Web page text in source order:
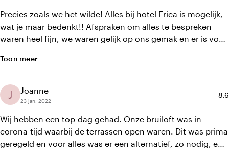
Precies zoals we het wilde! Alles bij hotel Erica is mogelijk,
wat je maar bedenkt!! Afspraken om alles te bespreken
waren heel fijn, we waren gelijk op ons gemak en er is voor
alles tot in de puntjes te hebben en niks over het hoofd te
zitten en alles werd voor ons gedaan, alles was in de
punten geregeld dus we hoefde nergens stress voor te
ontspannen! We konden van te voren al overnachten en na
het feest de gasten ook, deze konden op tijd inchecken
zodat ze zich daar al klaar konden maken. Super optie voor
Toon meer
J Joanne
23 jan. 2022
8,6
Wij hebben een top-dag gehad. Onze bruiloft was in
corona-tijd waarbij de terrassen open waren. Dit was prima
geregeld en voor alles was er een alternatief, zo nodig, en